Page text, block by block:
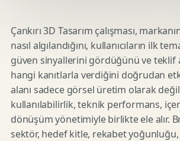
Çankırı 3D Tasarım çalışması,
nasıl algılandığını, kullanıcıların ilk
güven sinyallerini gördüğünü ve teklif
hangi kanıtlarla verdiğini doğrudan
alanı sadece görsel üretim olarak
kullanılabilirlik, teknik performans,
dönüşüm yönetimiyle birlikte ele alır.
sektör, hedef kitle, rekabet yoğunluğu,